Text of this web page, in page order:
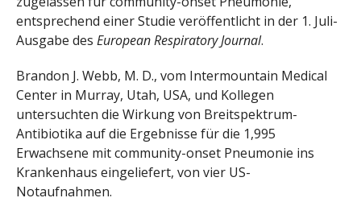
entsprechend einer Studie veröffentlicht in der 1. Juli-
Ausgabe des European Respiratory Journal.
Brandon J. Webb, M. D., vom Intermountain Medical
Center in Murray, Utah, USA, und Kollegen
untersuchten die Wirkung von Breitspektrum-
Antibiotika auf die Ergebnisse für die 1,995
Erwachsene mit community-onset Pneumonie ins
Krankenhaus eingeliefert, von vier US-
Notaufnahmen.